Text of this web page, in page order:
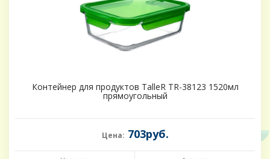
Контейнер для продуктов TalleR TR-38123 1520мл
прямоугольный
Цена: 703руб.